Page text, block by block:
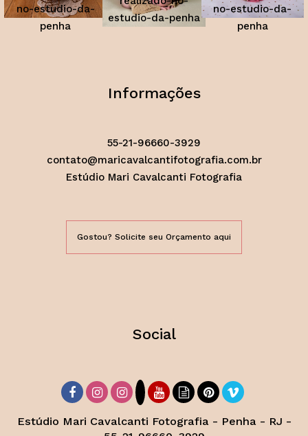
Informações
55-21-96660-3929
contato@maricavalcantifotografia.com.br
Estúdio Mari Cavalcanti Fotografia
Gostou? Solicite seu Orçamento aqui
Social
Estúdio Mari Cavalcanti Fotografia - Penha - RJ -